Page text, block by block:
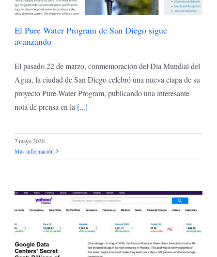
El Pure Water Program de San Diego sigue
avanzando
El pasado 22 de marzo, conmemoración del Día Mundial del
Agua, la ciudad de San Diego celebró una nueva etapa de su
proyecto Pure Water Program, publicando una interesante
nota de prensa en la [...]
7 mayo 2020
Más información